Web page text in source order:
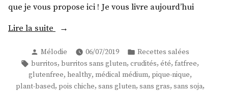
que je vous propose ici ! Je vous livre aujourd’hui
Lire la suite
« Wraps
burritos,
en
avant
Publié
par
Mélodie 06/07/2019
Publié
dans
Recettes salées
Étiquettes :
burritos, burritos sans gluten, crudités, été, fatfree,
glutenfree, healthy, médical médium, pique-nique,
plant-based, pois chiche, sans gluten, sans gras, sans soja,